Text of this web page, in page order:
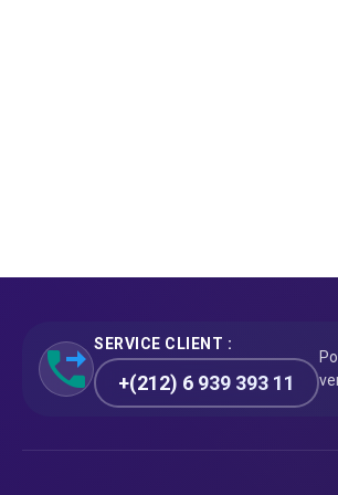
SERVICE CLIENT :
+(212) 6 939 393 11